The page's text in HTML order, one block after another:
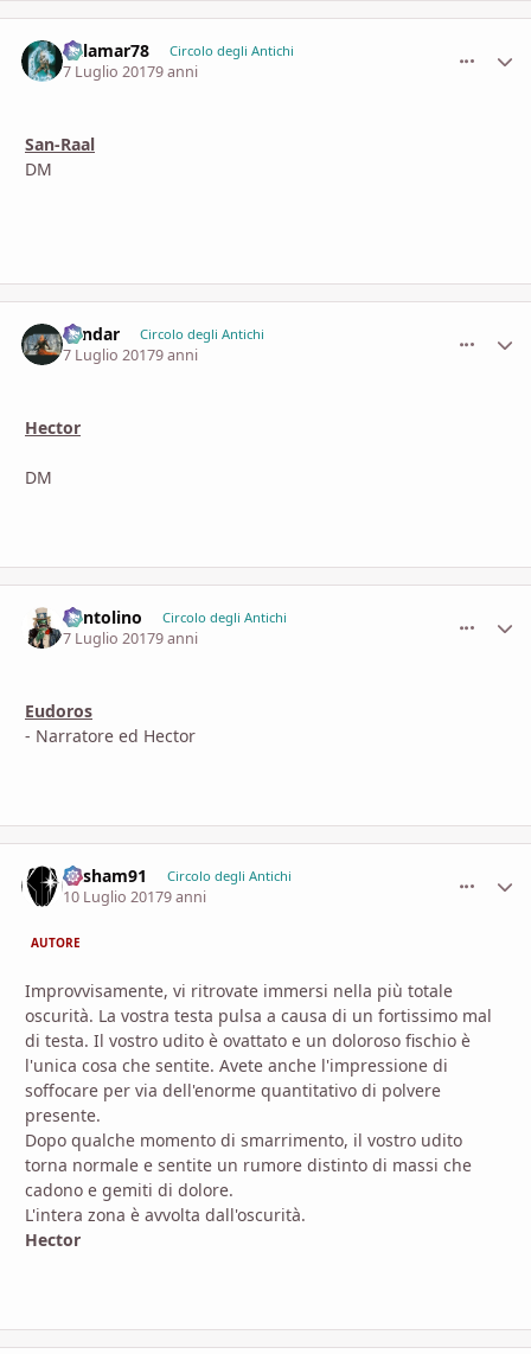
dalamar78 Circolo degli Antichi
7 Luglio 20179 anni
San-Raal
DM
Landar Circolo degli Antichi
7 Luglio 20179 anni
Hector
DM
Pentolino Circolo degli Antichi
7 Luglio 20179 anni
Eudoros
- Narratore ed Hector
Resham91 Circolo degli Antichi
10 Luglio 20179 anni
AUTORE
Improvvisamente, vi ritrovate immersi nella più totale
oscurità. La vostra testa pulsa a causa di un fortissimo mal
di testa. Il vostro udito è ovattato e un doloroso fischio è
l'unica cosa che sentite. Avete anche l'impressione di
soffocare per via dell'enorme quantitativo di polvere
presente.
Dopo qualche momento di smarrimento, il vostro udito
torna normale e sentite un rumore distinto di massi che
cadono e gemiti di dolore.
L'intera zona è avvolta dall'oscurità.
Hector